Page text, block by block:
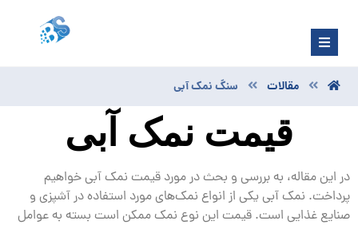
مقالات سنگ نمک آبی
قیمت نمک آبی
در این مقاله، به بررسی و بحث در مورد قیمت نمک آبی خواهیم
پرداخت. نمک آبی یکی از انواع نمک‌های مورد استفاده در آشپزی و
صنایع غذایی است. قیمت این نوع نمک ممکن است بسته به عوامل